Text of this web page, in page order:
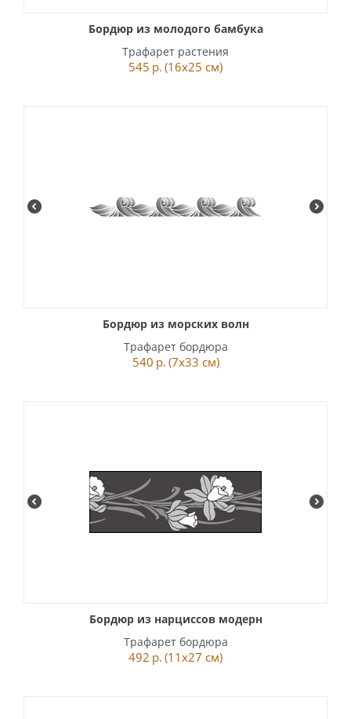
Бордюр из молодого бамбука
Трафарет растения
545 р. (16x25 см)
Бордюр из морских волн
Трафарет бордюра
540 р. (7x33 см)
Бордюр из нарциссов модерн
Трафарет бордюра
492 р. (11x27 см)